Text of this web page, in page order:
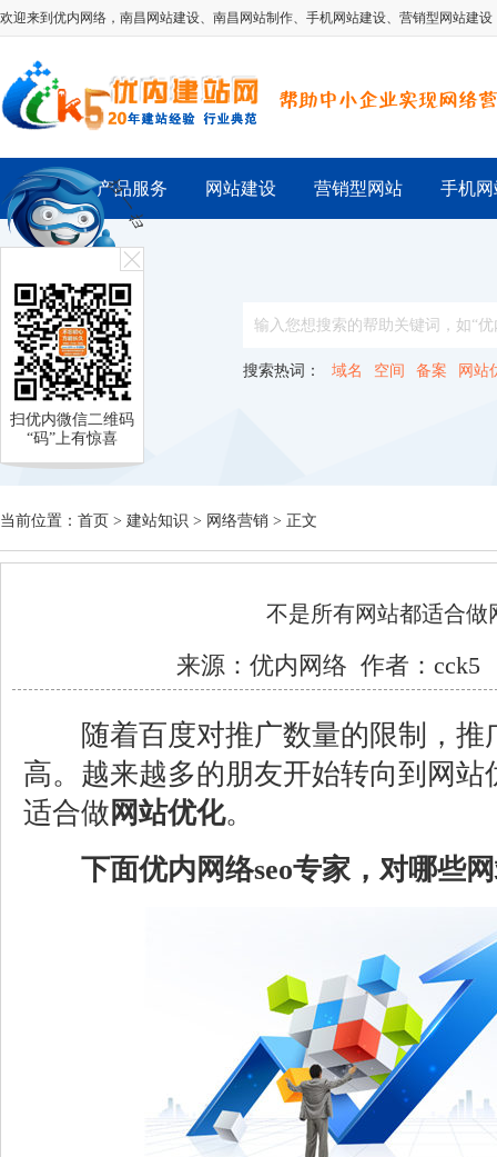
欢迎来到优内网络， 南昌网站建设、 南昌网站制作、 手机网站建设、 营销型网站建设
首 页 产品服务 网站建设 营销型网站 手机
搜索热词： 域名 空间 备案 网站
当前位置： 首页 > 建站知识 > 网络营销 > 正文
不是所有网站都适合做
来源： 优内网络 作者：cck5
随着百度对推广数量的限制，推
高。越来越多的朋友开始转向到网
适合做 网站优化。
下面优内网络seo专家，对哪些
扫优内微信二维码
“码”上有惊喜